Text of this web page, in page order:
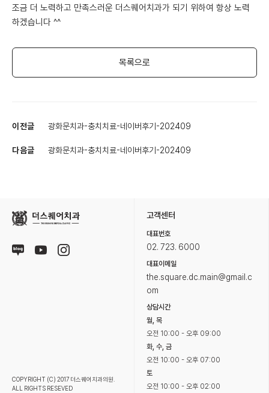
조금 더 노력하고 만족스러운 더스퀘어치과가 되기 위하여 항상 노력
하겠습니다 ^^
목록으로
이전글 광화문치과-충치치료-네이버후기-202409
다음글 광화문치과-충치치료-네이버후기-202409
COPYRIGHT (C) 2017 더스퀘어치과의원.
ALL RIGHTS RESEVED
고객센터
대표번호
02. 723. 6000
대표이메일
the.square.dc.main@gmail.c
om
상담시간
월, 목
오전 10:00 - 오후 09:00
화, 수, 금
오전 10:00 - 오후 07:00
토
오전 10:00 - 오후 02:00